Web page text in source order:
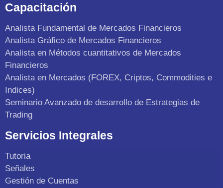
Capacitación
Analista Fundamental de Mercados Financieros
Analista Gráfico de Mercados Financieros
Analista en Métodos cuantitativos de Mercados
Financieros
Analista en Mercados (FOREX, Criptos, Commodities e
Indices)
Seminario Avanzado de desarrollo de Estrategias de
Trading
Servicios Integrales
Tutoria
Señales
Gestión de Cuentas